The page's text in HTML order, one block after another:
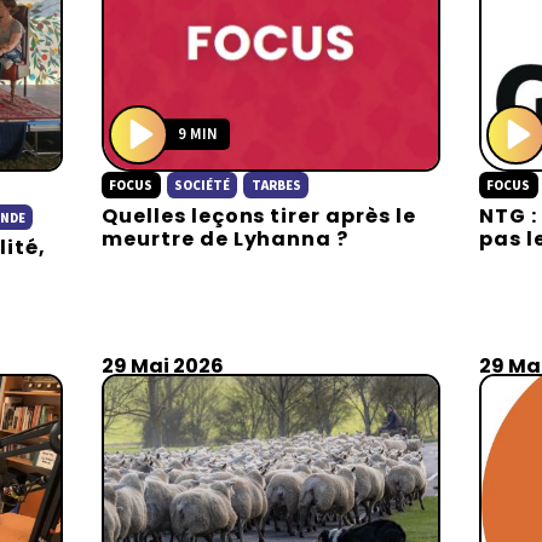
P
l
a
y
9 MIN
FOCUS SOCIÉTÉ TARBES
Quelles leçons tirer après le
meurtre de Lyhanna ?
P
l
a
y
FOCUS
NTG
pas
29 Mai 2026 29